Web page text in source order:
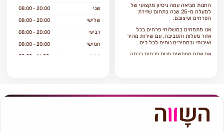
אילו מוצרים אפשר להזמין
באתר?
החנות מביאה עמה ניסיון מקצועי של
למעלה מ-25 שנה בתחום שזירת
הפרחים ועיצובם.
אנו מתמחים במשלוחי פרחים בכל
אזור מעלות והסביבה, עם שירות מהיר
ואיכותי ובמחירים נוחים לכל כיס.
אם אתם מחפשים חנות פרחים ברמה
החנות מציעה מגוון רחב של פרחים
המתאימים לכל תקציב ולכל אירוע.
בחנות תמצאו מגוון זרי פרחים
בסגנונות קלאסיים, מודרניים
שני 08:00 - 20:00
שלישי 08:00 - 20:00
רביעי 08:00 - 20:00
חמישי 08:00 - 20:00
שישי 08:00 - 16:00